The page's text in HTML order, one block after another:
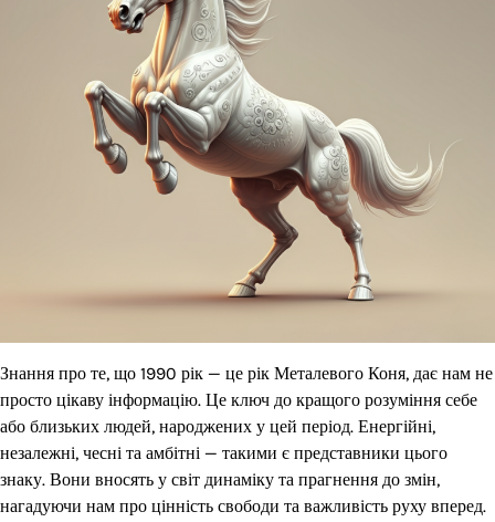
Знання про те, що 1990 рік — це рік Металевого Коня, дає нам не
просто цікаву інформацію. Це ключ до кращого розуміння себе
або близьких людей, народжених у цей період. Енергійні,
незалежні, чесні та амбітні — такими є представники цього
знаку. Вони вносять у світ динаміку та прагнення до змін,
нагадуючи нам про цінність свободи та важливість руху вперед.